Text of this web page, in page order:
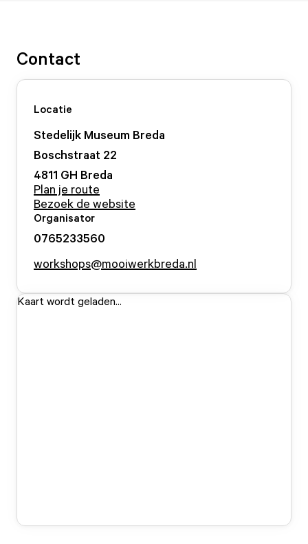
Contact
Locatie
Stedelijk Museum Breda
Boschstraat 22
4811 GH Breda
Plan je route
Bezoek de website
Organisator
0765233560
workshops@mooiwerkbreda.nl
Kaart wordt geladen...